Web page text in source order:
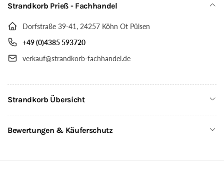
Strandkorb Prieß - Fachhandel
Dorfstraße 39-41, 24257 Köhn Ot Pülsen
+49 (0)4385 593720
verkauf@strandkorb-fachhandel.de
Strandkorb Übersicht
Bewertungen & Käuferschutz